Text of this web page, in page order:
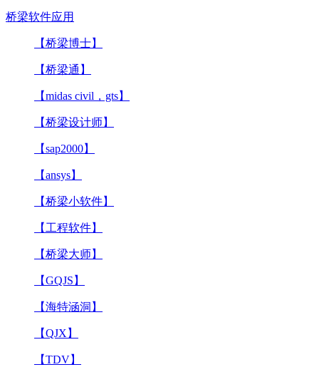
桥梁软件应用
【桥梁博士】
【桥梁通】
【midas civil，gts】
【桥梁设计师】
【sap2000】
【ansys】
【桥梁小软件】
【工程软件】
【桥梁大师】
【GQJS】
【海特涵洞】
【QJX】
【TDV】